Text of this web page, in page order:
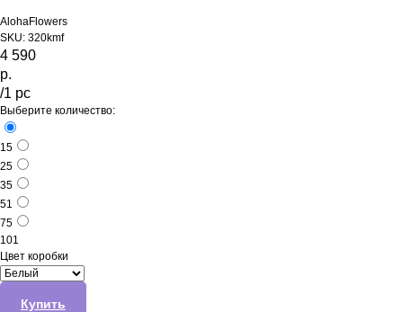
AlohaFlowers
SKU: 320kmf
4 590
р.
/1 pc
Выберите количество:
15
25
35
51
75
101
Цвет коробки
Купить